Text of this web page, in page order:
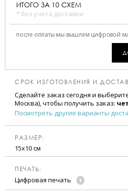
ИТОГО ЗА 10 СХЕМ
* без учета доставки
после оплаты мы вышлем цифровой
СРОК ИЗГОТОВЛЕНИЯ И
Сделайте заказ сегодня и
Москва), чтобы получить заказ:
Посмотреть другие варианты
РАЗМЕР:
15х10 см
ПЕЧАТЬ:
Цифровая печать